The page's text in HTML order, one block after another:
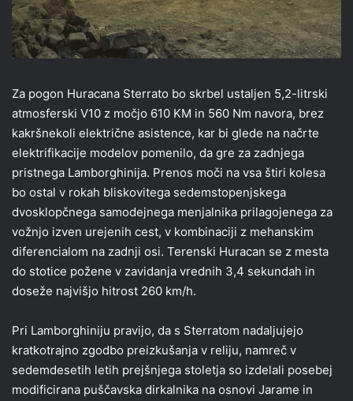
Za pogon Huracana Sterrato bo skrbel ustaljen 5,2-litrski
atmosferski V10 z močjo 610 KM in 560 Nm navora, brez
kakršnekoli električne asistence, kar bi glede na načrte
elektrifikacije modelov pomenilo, da gre za zadnjega
pristnega Lamborghinija. Prenos moči na vsa štiri kolesa
bo ostal v rokah bliskovitega sedemstopenjskega
dvosklopčnega samodejnega menjalnika prilagojenega za
vožnjo izven urejenih cest, v kombinaciji z mehanskim
diferencialom na zadnji osi. Terenski Huracan se z mesta
do stotice požene v zavidanja vrednih 3,4 sekundah in
doseže najvišjo hitrost 260 km/h.
Pri Lamborghiniju pravijo, da s Sterratom nadaljujejo
kratkotrajno zgodbo preizkušanja v reliju, namreč v
sedemdesetih letih prejšnjega stoletja so izdelali posebej
modificirana puščavska dirkalnika na osnovi Jarame in